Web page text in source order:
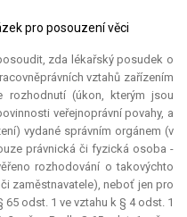
pro posouzení věci
zda lékařský posudek o
vztahů zařízením
rozhodnutí (úkon, kterým jsou
veřejnoprávní povahy, a
vydané správním orgánem (v
právnická či fyzická osoba -
rozhodování o takovýchto
zaměstnavatele), neboť jen pro
odst. 1 ve vztahu k § 4 odst. 1